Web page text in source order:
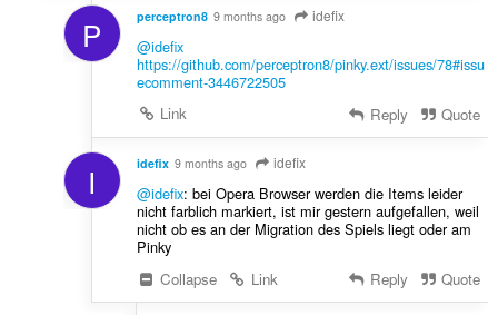
P perceptron8 9 months ago idefix
@idefix
https://github.com/perceptron8/pinky.ext/issues/78#issu
ecomment-3446722505
Link
Reply Quote
I idefix 9 months ago idefix
@idefix: bei Opera Browser werden die Items leider
nicht farblich markiert, ist mir gestern aufgefallen, weil
nicht ob es an der Migration des Spiels liegt oder am
Pinky
Collapse
Link Reply Quote